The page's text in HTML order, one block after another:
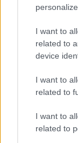
I want to
related to
device
I want to
related to
I want to
related to